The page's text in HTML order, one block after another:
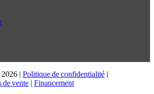
2026 | Politique de confidentialité |
de vente | Financement